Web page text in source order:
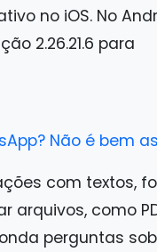
no iOS. No
2.26.21.6 para
Não é bem
com textos,
arquivos, como
perguntas